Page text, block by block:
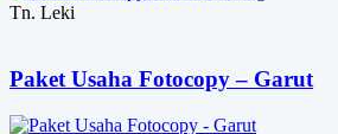
Tn. Leki
Paket Usaha Fotocopy – Garut